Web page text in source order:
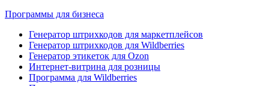
Программы для бизнеса
Генератор штрихкодов для маркетплейсов
Генератор штрихкодов для Wildberries
Генератор этикеток для Ozon
Интернет-витрина для розницы
Программа для Wildberries